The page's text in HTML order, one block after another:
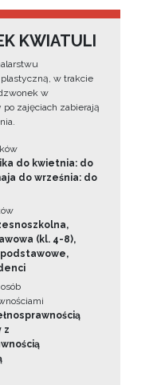
KWIATULI
w trakcie
w
zajęciach zabierają
do kwietnia: do
do września: do
(kl. 4-8),
z